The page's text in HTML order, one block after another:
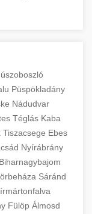
Püspökladány
Nádudvar
Téglás Kaba
Tiszacsege Ebes
Nyírábrány
Biharnagybajom
Sáránd
Fülöp Álmosd